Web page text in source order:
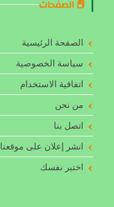
📕 الصفحات
الصفحة الرئيسية
سياسة الخصوصية
اتفاقية الاستخدام
من نحن
اتصل بنا
انشر إعلان على موقعنا
اختبر نفسك